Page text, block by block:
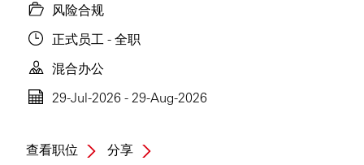
风险合规
正式员工 - 全职
混合办公
29-Jul-2026 - 29-Aug-2026
查看职位 分享